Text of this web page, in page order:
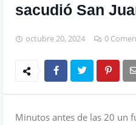
sacudió San
octubre 20, 2024 0
Minutos antes de las 20 un